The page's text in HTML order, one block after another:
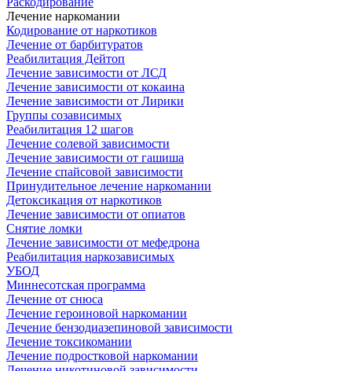
Лечение наркомании
Кодирование от наркотиков
Лечение от барбитуратов
Реабилитация Дейтоп
Лечение зависимости от ЛСД
Лечение зависимости от кокаина
Лечение зависимости от Лирики
Группы созависимых
Реабилитация 12 шагов
Лечение солевой зависимости
Лечение зависимости от гашиша
Лечение спайсовой зависимости
Принудительное лечение наркомании
Детоксикация от наркотиков
Лечение зависимости от опиатов
Снятие ломки
Лечение зависимости от мефедрона
Реабилитация наркозависимых
УБОД
Миннесотская программа
Лечение от снюса
Лечение героиновой наркомании
Лечение бензодиазепиновой зависимости
Лечение токсикомании
Лечение подростковой наркомании